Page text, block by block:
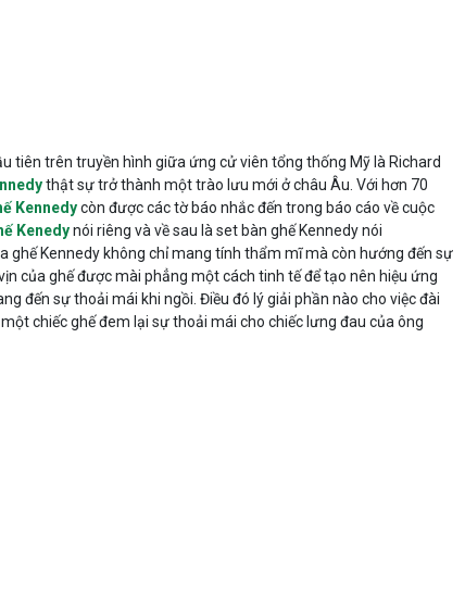
tiên trên truyền hình giữa ứng cử viên tổng thống Mỹ là Richard
thật sự trở thành một trào lưu mới ở châu Âu. Với hơn 70
Kennedycòn được các tờ báo nhắc đến trong báo cáo về cuộc
Kenedynói riêng và về sau là set bàn ghế Kennedy nói
ghế Kennedy không chỉ mang tính thẩm mĩ mà còn hướng đến sự
của ghế được mài phẳng một cách tinh tế để tạo nên hiệu ứng
đến sự thoải mái khi ngồi. Điều đó lý giải phần nào cho việc đài
chiếc ghế đem lại sự thoải mái cho chiếc lưng đau của ông